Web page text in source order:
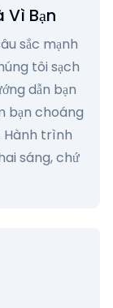
Vì Bạn
sắc mạnh
tôi sạch
dẫn bạn
bạn choáng
Hành trình
sáng, chứ